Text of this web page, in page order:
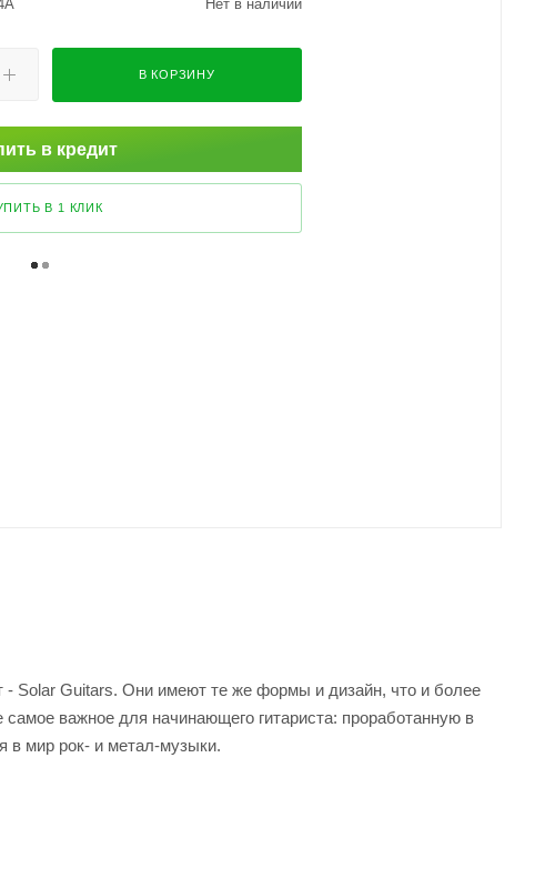
Нет в наличии
В КОРЗИНУ
в кредит
В 1 КЛИК
- Solar Guitars. Они имеют те же формы и дизайн, что и более
важное для начинающего гитариста: проработанную в
в мир рок- и метал-музыки.